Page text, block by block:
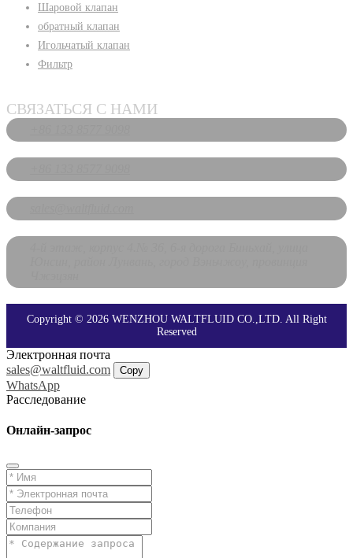
Шаровой клапан
обратный клапан
Игольчатый клапан
Фильтр
СВЯЗАТЬСЯ С НАМИ
Copyright © 2026 WENZHOU WALTFLUID CO.,LTD. All Right
Reserved
Электронная почта
sales@waltfluid.com
Copy
WhatsApp
Расследование
Онлайн-запрос